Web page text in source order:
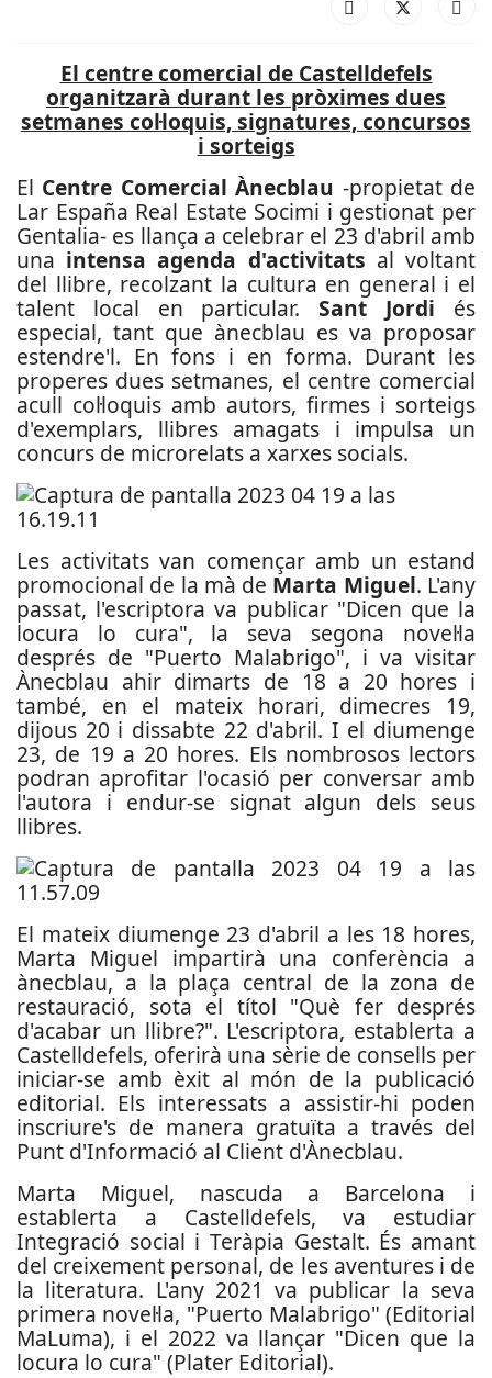
El centre comercial de Castelldefels
organitzarà durant les pròximes dues
setmanes col·loquis, signatures, concursos
i sorteigs
El Centre Comercial Ànecblau -propietat de
Lar España Real Estate Socimi i gestionat per
Gentalia- es llança a celebrar el 23 d'abril amb
una intensa agenda d'activitats al voltant
del llibre, recolzant la cultura en general i el
talent local en particular.Sant Jordi és
especial, tant que ànecblau es va proposar
estendre'l. En fons i en forma. Durant les
properes dues setmanes, el centre comercial
acull col·loquis amb autors, firmes i sorteigs
d'exemplars, llibres amagats i impulsa un
concurs de microrelats a xarxes socials.
Les activitats van començar amb un estand
promocional de la mà de Marta Miguel. L'any
passat, l'escriptora va publicar "Dicen que la
locura lo cura", la seva segona novel·la
després de "Puerto Malabrigo", i va visitar
Ànecblau ahir dimarts de 18 a 20 hores i
també, en el mateix horari, dimecres 19,
dijous 20 i dissabte 22 d'abril. I el diumenge
23, de 19 a 20 hores. Els nombrosos lectors
podran aprofitar l'ocasió per conversar amb
l'autora i endur-se signat algun dels seus
llibres.
El mateix diumenge 23 d'abril a les 18 hores,
Marta Miguel impartirà una conferència a
ànecblau, a la plaça central de la zona de
restauració, sota el títol "Què fer després
d'acabar un llibre?". L'escriptora, establerta a
Castelldefels, oferirà una sèrie de consells per
iniciar-se amb èxit al món de la publicació
editorial. Els interessats a assistir-hi poden
inscriure's de manera gratuïta a través del
Punt d'Informació al Client d'Ànecblau.
Marta Miguel, nascuda a Barcelona i
establerta a Castelldefels, va estudiar
Integració social i Teràpia Gestalt. És amant
del creixement personal, de les aventures i de
la literatura. L'any 2021 va publicar la seva
primera novel·la, "Puerto Malabrigo" (Editorial
MaLuma), i el 2022 va llançar "Dicen que la
locura lo cura" (Plater Editorial).